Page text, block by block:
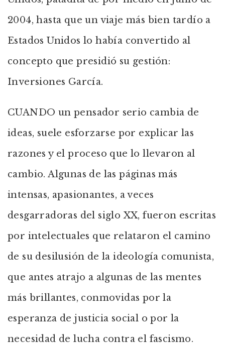
2004, hasta que un viaje más bien tardío a
Estados Unidos lo había convertido al
concepto que presidió su gestión:
Inversiones García.
CUANDO un pensador serio cambia de
ideas, suele esforzarse por explicar las
razones y el proceso que lo llevaron al
cambio. Algunas de las páginas más
intensas, apasionantes, a veces
desgarradoras del siglo XX, fueron escritas
por intelectuales que relataron el camino
de su desilusión de la ideología comunista,
que antes atrajo a algunas de las mentes
más brillantes, conmovidas por la
esperanza de justicia social o por la
necesidad de lucha contra el fascismo.